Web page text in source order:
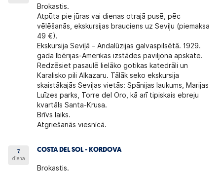
Brokastis.
Atpūta pie jūras vai dienas otrajā pusē, pēc
vēlēšanās, ekskursijas brauciens uz Seviļu (piemaksa
49 €).
Ekskursija Seviļā – Andalūzijas galvaspilsētā. 1929.
gada Ibērijas-Amerikas izstādes paviljona apskate.
Redzēsiet pasaulē lielāko gotikas katedrāli un
Karalisko pili Alkazaru. Tālāk seko ekskursija
skaistākajās Seviļas vietās: Spānijas laukums, Marijas
Luīzes parks, Torre del Oro, kā arī tipiskais ebreju
kvartāls Santa-Krusa.
Brīvs laiks.
Atgriešanās viesnīcā.
7.
diena
COSTA DEL SOL - KORDOVA
Brokastis.